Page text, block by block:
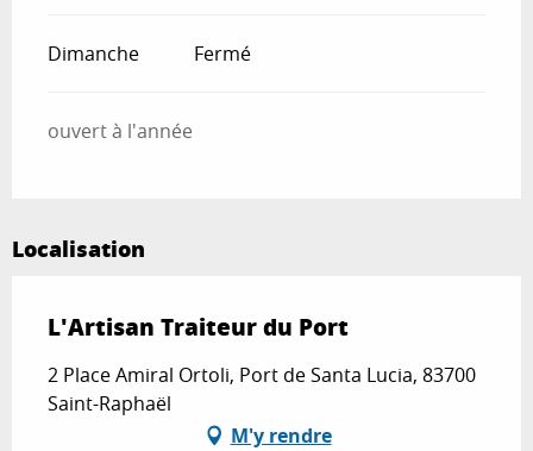
Dimanche Fermé
ouvert à l'année
Localisation
L'Artisan Traiteur du Port
2 Place Amiral Ortoli, Port de Santa Lucia, 83700
Saint-Raphaël
M'y rendre